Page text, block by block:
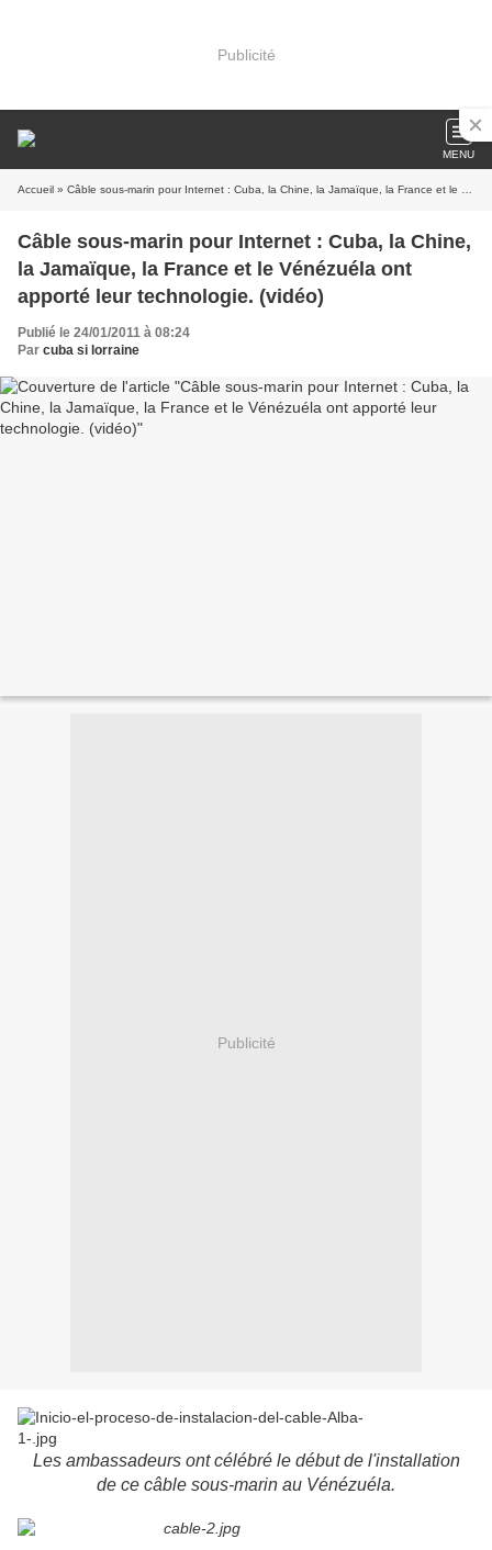
Publicité
MENU
Accueil » Câble sous-marin pour Internet : Cuba, la Chine, la Jamaïque, la France et le Vénézuéla ont apporté leur technologie. (vidéo)
Câble sous-marin pour Internet : Cuba, la Chine,
la Jamaïque, la France et le Vénézuéla ont
apporté leur technologie. (vidéo)
Publié le 24/01/2011 à 08:24
Par cuba si lorraine
Publicité
Les ambassadeurs ont célébré le début de l'installation
de ce câble sous-marin au Vénézuéla.